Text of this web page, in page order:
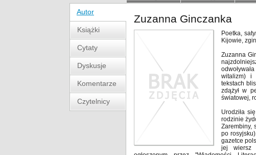
Autor
Książki
Cytaty
Dyskusje
Komentarze
Czytelnicy
Zuzanna Ginczanka
Poetka,
Kijowie,
Zuzanna
witalizm) i
tekstach
zdążył w
światowej,
Urodziła
rodzinie
Zarembiny,
po
gazetce
jej wiersz